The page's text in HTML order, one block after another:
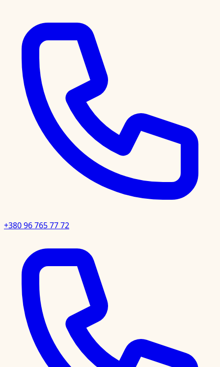
+380 96 765 77 72